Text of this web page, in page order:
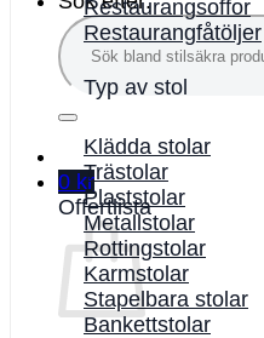
0 kr
Offertlista
Restaurangsoffor
Restaurangfåtöljer
Typ av stol
Klädda stolar
Trästolar
Plaststolar
Metallstolar
Rottingstolar
Karmstolar
Stapelbara stolar
Bankettstolar